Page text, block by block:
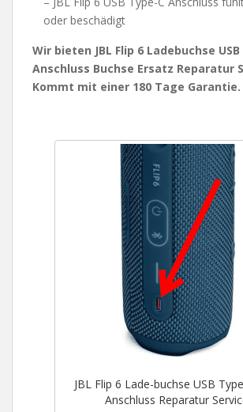
oder beschädigt
Wir bieten JBL Flip 6 Ladebuchse
Anschluss Buchse Ersatz Reparatur
Kommt mit einer 180 Tage Garantie.
JBL Flip 6 Lade-buchse USB
Anschluss Reparatur